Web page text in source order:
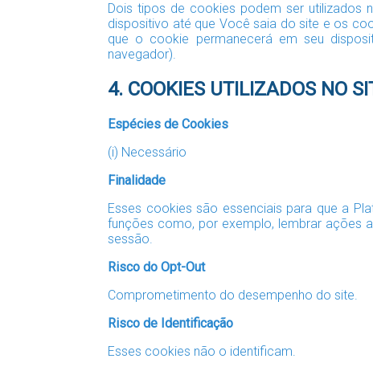
Dois tipos de cookies podem ser utilizados
dispositivo até que Você saia do site e os
que o cookie permanecerá em seu
navegador).
4. COOKIES UTILIZADOS NO
Espécies de Cookies
(i) Necessário
Finalidade
Esses cookies são essenciais para que a
funções como, por exemplo, lembrar ações
sessão.
Risco do Opt-Out
Comprometimento do desempenho do site.
Risco de Identificação
Esses cookies não o identificam.